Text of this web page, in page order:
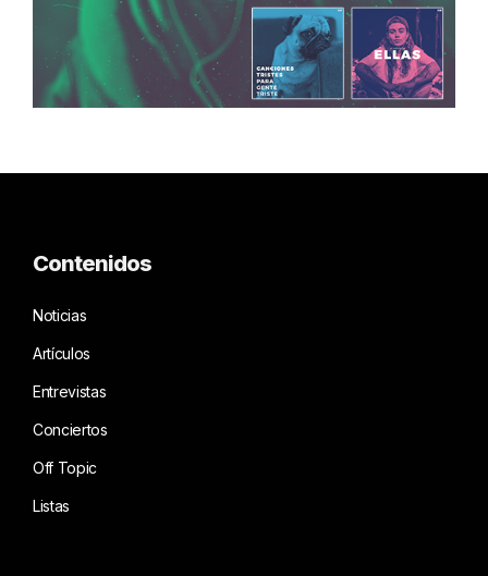
Contenidos
Noticias
Artículos
Entrevistas
Conciertos
Off Topic
Listas